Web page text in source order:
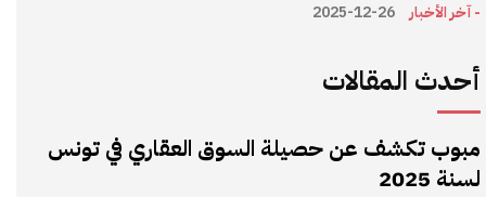
- آخر الأخبار 2025-12-26
أحدث المقالات
مبوب تكشف عن حصيلة السوق العقاري في تونس
لسنة 2025